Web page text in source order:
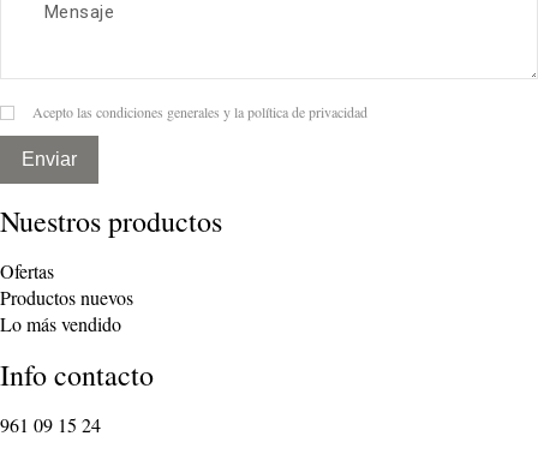
Acepto las condiciones generales y la política de privacidad
Enviar
Nuestros productos
Ofertas
Productos nuevos
Lo más vendido
Info contacto
961 09 15 24